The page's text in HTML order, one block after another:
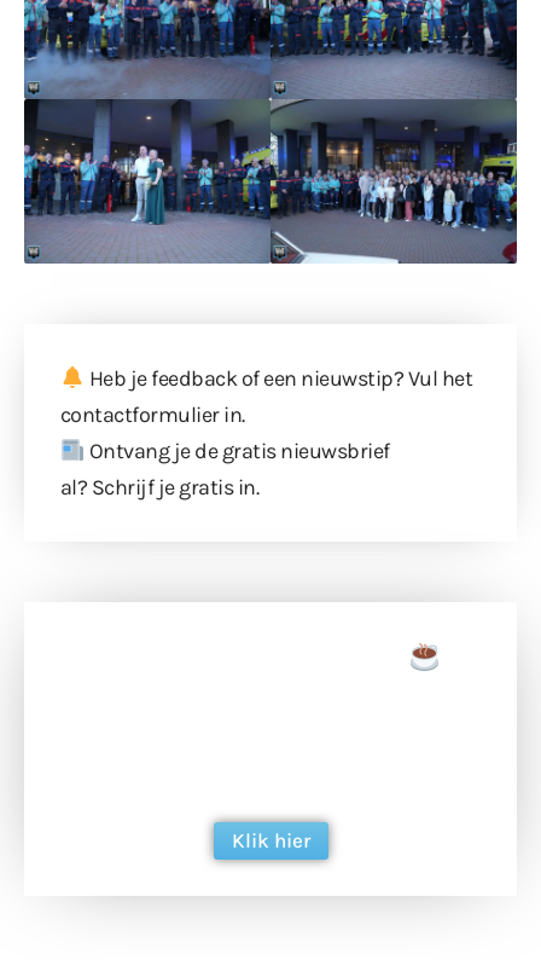
Heb je feedback of een nieuwstip? Vul het
contactformulierin.
Ontvang je de gratis nieuwsbrief
al? Schrijf je gratis in.
Klik hier